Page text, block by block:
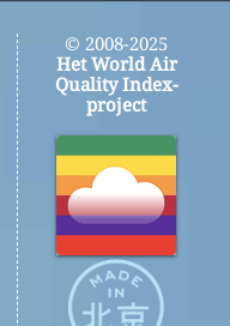
© 2008-2025
Het World Air
Quality Index-
project